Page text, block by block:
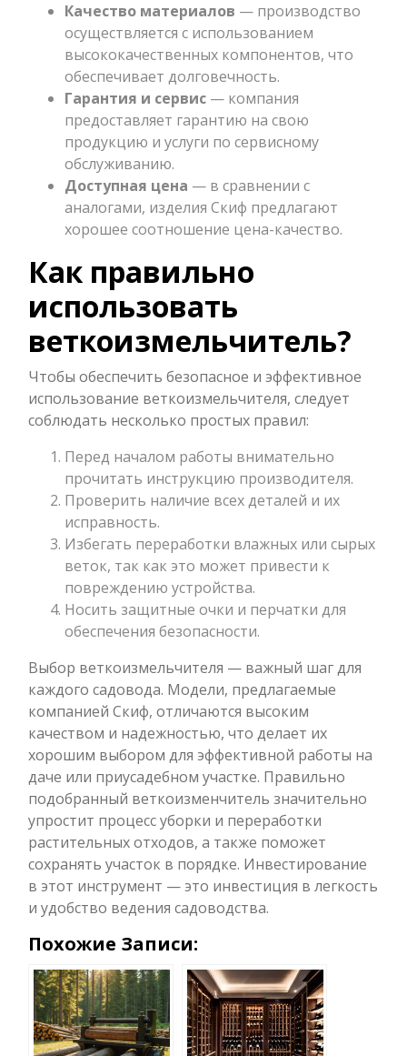
Качество материалов — производство
осуществляется с использованием
высококачественных компонентов, что
обеспечивает долговечность.
Гарантия и сервис — компания
предоставляет гарантию на свою
продукцию и услуги по сервисному
обслуживанию.
Доступная цена — в сравнении с
аналогами, изделия Скиф предлагают
хорошее соотношение цена-качество.
Как правильно
использовать
веткоизмельчитель?
Чтобы обеспечить безопасное и эффективное
использование веткоизмельчителя, следует
соблюдать несколько простых правил:
Перед началом работы внимательно
прочитать инструкцию производителя.
Проверить наличие всех деталей и их
исправность.
Избегать переработки влажных или сырых
веток, так как это может привести к
повреждению устройства.
Носить защитные очки и перчатки для
обеспечения безопасности.
Выбор веткоизмельчителя — важный шаг для
каждого садовода. Модели, предлагаемые
компанией Скиф, отличаются высоким
качеством и надежностью, что делает их
хорошим выбором для эффективной работы на
даче или приусадебном участке. Правильно
подобранный веткоизменчитель значительно
упростит процесс уборки и переработки
растительных отходов, а также поможет
сохранять участок в порядке. Инвестирование
в этот инструмент — это инвестиция в легкость
и удобство ведения садоводства.
Похожие Записи: